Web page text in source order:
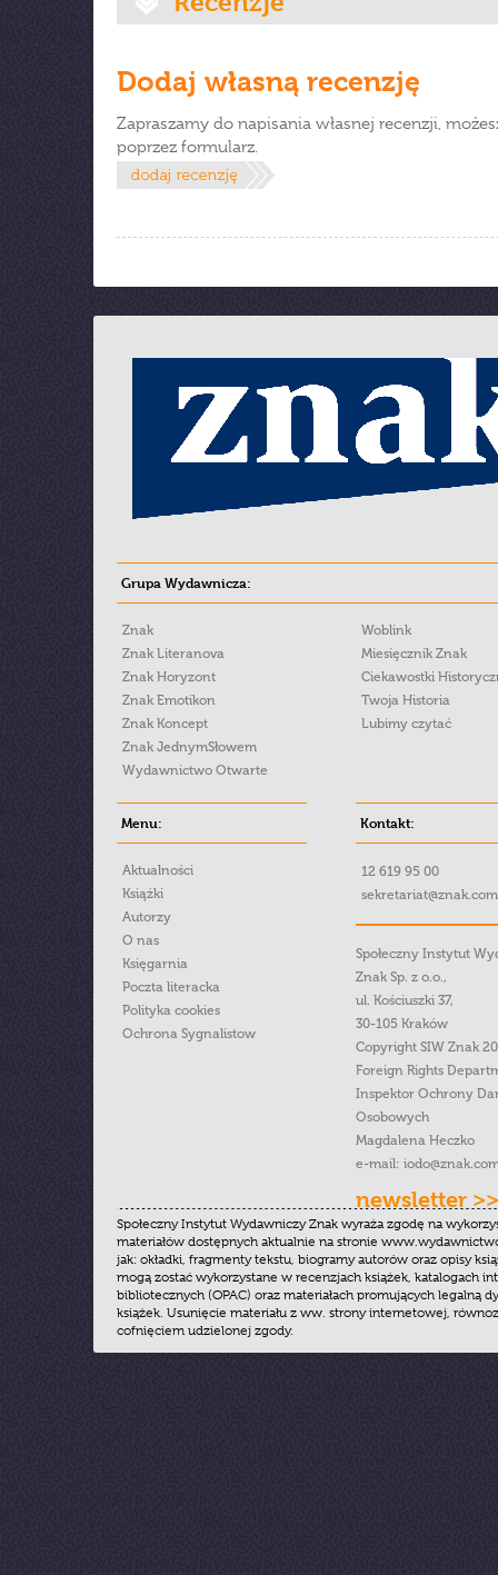
Dodaj własną recenzję
Zapraszamy do napisania własnej recenzji,
poprzez formularz.
Grupa Wydawnicza:
Znak
Znak Literanova
Znak Horyzont
Znak Emotikon
Znak Koncept
Znak JednymSłowem
Wydawnictwo Otwarte
Woblink
Miesięcznik Znak
Ciekawostki
Twoja Historia
Lubimy czytać
Menu:
Aktualności
Książki
Autorzy
O nas
Księgarnia
Poczta literacka
Polityka cookies
Ochrona Sygnalistow
Kontakt:
12 619 95 00
Społeczny Instytut
Znak Sp. z o.o.,
ul. Kościuszki 37,
30-105 Kraków
Copyright SIW Znak
Foreign Rights
Inspektor Ochrony
Osobowych
Magdalena Heczko
e-mail:
newsletter >>
Społeczny Instytut Wydawniczy Znak wyraża zgodę na
materiałów dostępnych aktualnie na stronie
jak: okładki, fragmenty tekstu, biogramy autorów oraz opisy
mogą zostać wykorzystane w recenzjach książek, katalogach
bibliotecznych (OPAC) oraz materiałach promujących legalną
książek. Usunięcie materiału z ww. strony internetowej,
cofnięciem udzielonej zgody.